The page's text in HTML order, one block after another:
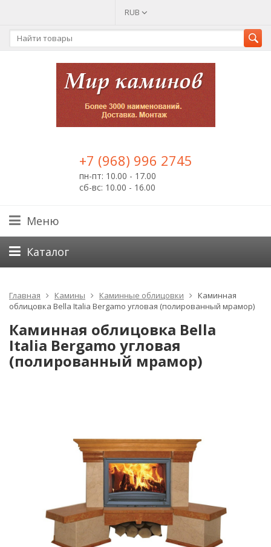
RUB
+7 (968) 996 2745
пн-пт: 10.00 - 17.00
сб-вс: 10.00 - 16.00
Меню
Каталог
Главная Камины Каминные облицовки
Каминная
oблицовка Bella Italia Bergamo угловая (полированный мрамор)
Каминная oблицовка Bella
Italia Bergamo угловая
(полированный мрамор)